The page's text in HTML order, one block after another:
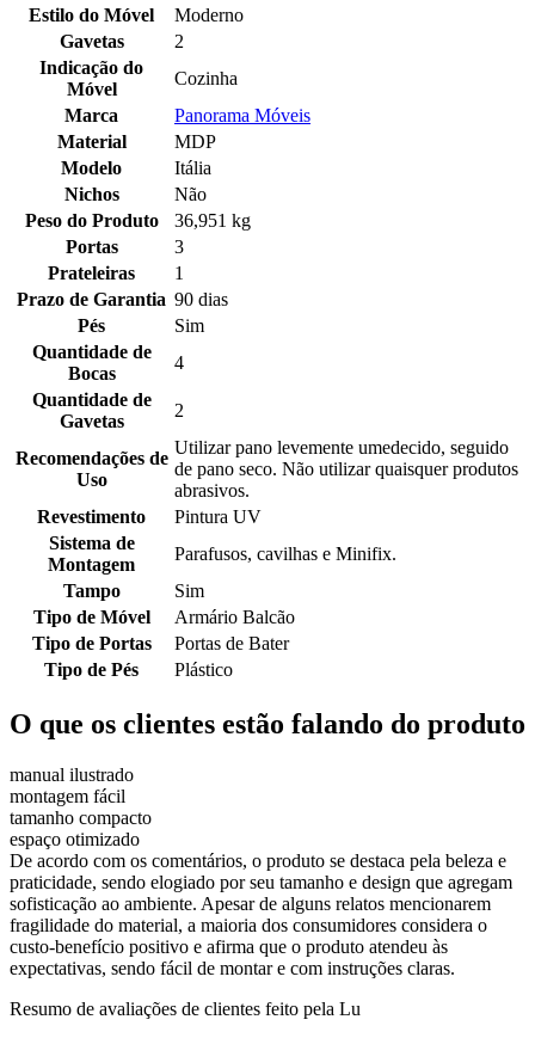
Estilo do Móvel
Moderno
Gavetas
2
Indicação do
Móvel
Cozinha
Marca
Panorama Móveis
Material
MDP
Modelo
Itália
Nichos
Não
Peso do Produto
36,951 kg
Portas
3
Prateleiras
1
Prazo de Garantia 90 dias
Pés
Sim
Quantidade de
Bocas
4
Quantidade de
Gavetas
2
Recomendações de
Uso
Utilizar pano levemente umedecido, seguido
de pano seco. Não utilizar quaisquer produtos
abrasivos.
Revestimento
Pintura UV
Sistema de
Montagem
Parafusos, cavilhas e Minifix.
Tampo
Sim
Tipo de Móvel
Armário Balcão
Tipo de Portas
Portas de Bater
Tipo de Pés
Plástico
O que os clientes estão falando do produto
manual ilustrado
montagem fácil
tamanho compacto
espaço otimizado
De acordo com os comentários, o produto se destaca pela beleza e
praticidade, sendo elogiado por seu tamanho e design que agregam
sofisticação ao ambiente. Apesar de alguns relatos mencionarem
fragilidade do material, a maioria dos consumidores considera o
custo-benefício positivo e afirma que o produto atendeu às
expectativas, sendo fácil de montar e com instruções claras.
Resumo de avaliações de clientes feito pela Lu